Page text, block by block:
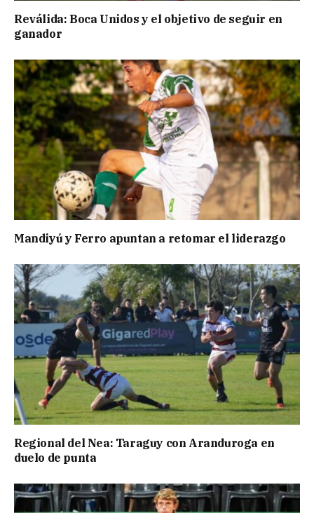
Reválida: Boca Unidos y el objetivo de seguir en
ganador
Mandiyú y Ferro apuntan a retomar el liderazgo
Regional del Nea: Taraguy con Aranduroga en
duelo de punta